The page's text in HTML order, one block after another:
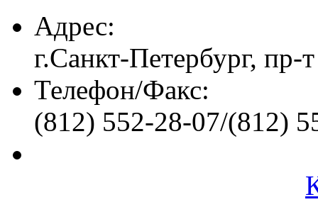
Адрес:
г.Санкт-Петербург, пр-
Телефон/Факс:
(812) 552-28-07/(812)